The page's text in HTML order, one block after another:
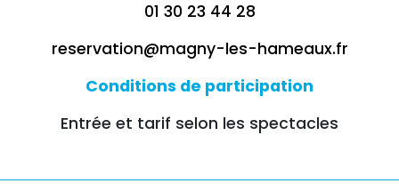
01 30 23 44 28
reservation@magny-les-hameaux.fr
Conditions de participation
Entrée et tarif selon les spectacles